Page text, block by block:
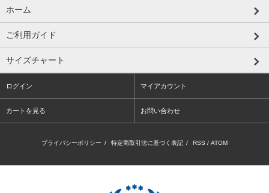
ホーム
ご利用ガイド
サイズチャート
ログイン マイアカウント
カートを見る お問い合わせ
プライバシーポリシー / 特定商取引法に基づく表記 / RSS / ATOM